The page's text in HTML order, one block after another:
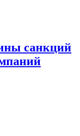
санкций